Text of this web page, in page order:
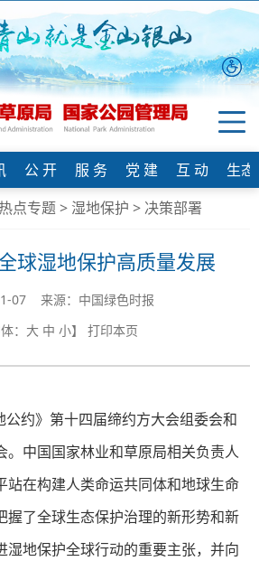
公 开 服 务 党 建 互 动
生
热点专题> 湿地保护 > 决策部署
球湿地保护高质量发展
07 来源：中国绿色时报
： 大 中 小】 打印本页
公约》第十四届缔约方大会组委会和
。中国国家林业和草原局相关负责人
站在构建人类命运共同体和地球生命
握了全球生态保护治理的新形势和新
湿地保护全球行动的重要主张，并向